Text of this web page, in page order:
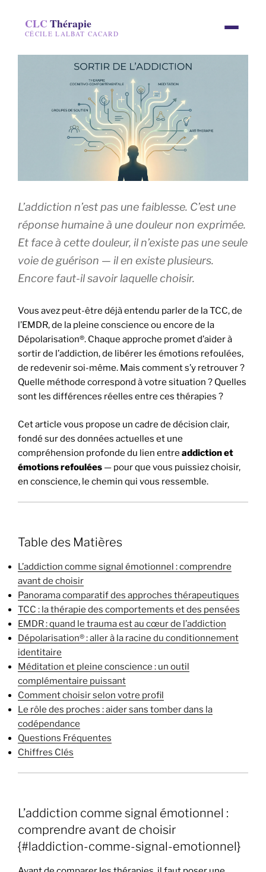
CLCThérapie
CÉCILE LALBAT CACARD
L’addiction n’est pas une faiblesse. C’est une
réponse humaine à une douleur non exprimée.
Et face à cette douleur, il n’existe pas une seule
voie de guérison — il en existe plusieurs.
Encore faut-il savoir laquelle choisir.
Vous avez peut-être déjà entendu parler de la TCC, de
l’EMDR, de la pleine conscience ou encore de la
Dépolarisation®. Chaque approche promet d’aider à
sortir de l’addiction, de libérer les émotions refoulées,
de redevenir soi-même. Mais comment s’y retrouver ?
Quelle méthode correspond à votre situation ? Quelles
sont les différences réelles entre ces thérapies ?
Cet article vous propose un cadre de décision clair,
fondé sur des données actuelles et une
compréhension profonde du lien entre addiction et
émotions refoulées — pour que vous puissiez choisir,
en conscience, le chemin qui vous ressemble.
Table des Matières
L’addiction comme signal émotionnel : comprendre
avant de choisir
Panorama comparatif des approches thérapeutiques
TCC : la thérapie des comportements et des pensées
EMDR : quand le trauma est au cœur de l’addiction
Dépolarisation® : aller à la racine du conditionnement
identitaire
Méditation et pleine conscience : un outil
complémentaire puissant
Comment choisir selon votre profil
Le rôle des proches : aider sans tomber dans la
codépendance
Questions Fréquentes
Chiffres Clés
L’addiction comme signal émotionnel :
comprendre avant de choisir
{#laddiction-comme-signal-emotionnel}